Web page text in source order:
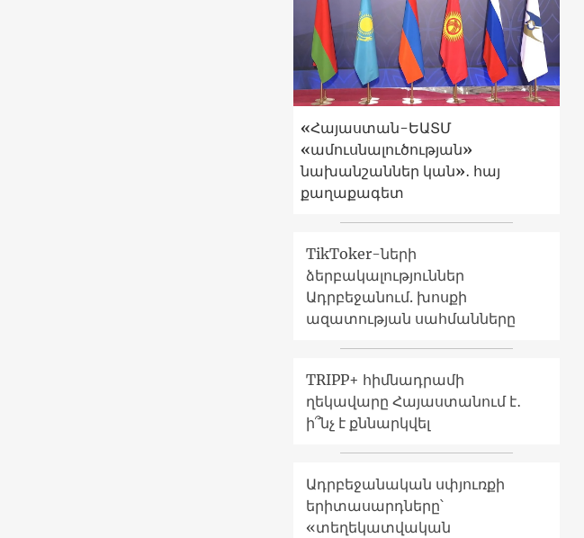
«Հայաստան-ԵԱՏՄ
«ամուսնալուծության»
նախանշաններ կան»․ հայ
քաղաքագետ
TikToker-ների
ձերբակալություններ
Ադրբեջանում. խոսքի
ազատության սահմանները
TRIPP+ հիմնադրամի
ղեկավարը Հայաստանում է․
ի՞նչ է քննարկվել
Ադրբեջանական սփյուռքի
երիտասարդները՝
«տեղեկատվական